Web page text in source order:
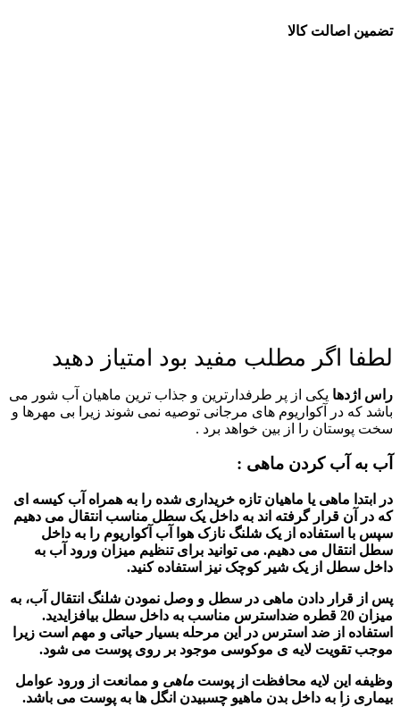
تضمین اصالت کالا
لطفا اگر مطلب مفید بود امتیاز دهید
راس اژدها یکی از پر طرفدارترین و جذاب ترین ماهیان آب شور می
باشد که در آکواریوم های مرجانی توصیه نمی شوند زیرا بی مهرها و
سخت پوستان را از بین خواهد برد .
آب به آب کردن ماهی :
در ابتدا ماهی یا ماهیان تازه خریداری شده را به همراه آب کیسه ای
که در آن قرار گرفته اند به داخل یک سطل مناسب انتقال می دهیم
سپس با استفاده از یک شلنگ نازک هوا آب آکواریوم را به داخل
سطل انتقال می دهیم. می توانید برای تنظیم میزان ورود آب به
داخل سطل از یک شیر کوچک نیز استفاده کنید.
پس از قرار دادن ماهی در سطل و وصل نمودن شلنگ انتقال آب، به
میزان 20 قطره ضداسترس مناسب به داخل سطل بیافزایدید.
استفاده از ضد استرس در این مرحله بسیار حیاتی و مهم است زیرا
موجب تقویت لایه ی موکوسی موجود بر روی پوست می شود.
وظیفه این لایه محافظت از پوست ماهی و ممانعت از ورود عوامل
بیماری زا به داخل بدن ماهیو چسبیدن انگل ها به پوست می باشد.